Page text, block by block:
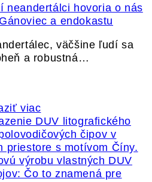
neandertálci hovoria o nás
a endokastu
väčšine ľudí sa
a robustná…
viac
výrobu vlastných DUV
Čo to znamená pre